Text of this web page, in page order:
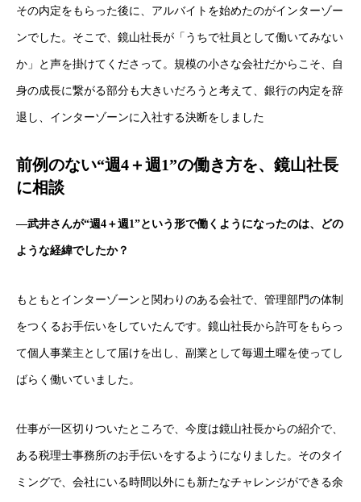
その内定をもらった後に、アルバイトを始めたのがインターゾー
ンでした。そこで、鏡山社長が「うちで社員として働いてみない
か」と声を掛けてくださって。規模の小さな会社だからこそ、自
身の成長に繋がる部分も大きいだろうと考えて、銀行の内定を辞
退し、インターゾーンに入社する決断をしました
前例のない“週4＋週1”の働き方を、鏡山社長
に相談
―武井さんが“週4＋週1”という形で働くようになったのは、どの
ような経緯でしたか？
もともとインターゾーンと関わりのある会社で、管理部門の体制
をつくるお手伝いをしていたんです。鏡山社長から許可をもらっ
て個人事業主として届けを出し、副業として毎週土曜を使ってし
ばらく働いていました。
仕事が一区切りついたところで、今度は鏡山社長からの紹介で、
ある税理士事務所のお手伝いをするようになりました。そのタイ
ミングで、会社にいる時間以外にも新たなチャレンジができる余